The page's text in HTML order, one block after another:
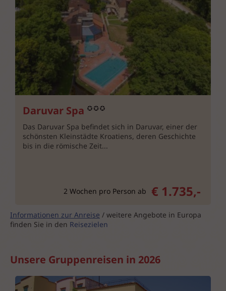
Daruvar Spa
Das Daruvar Spa befindet sich in Daruvar, einer der
schönsten Kleinstädte Kroatiens, deren Geschichte
bis in die römische Zeit...
2 Wochen pro Person ab € 1.735,-
Informationen zur Anreise / weitere Angebote in Europa
finden Sie in den Reisezielen
Unsere Gruppenreisen in 2026